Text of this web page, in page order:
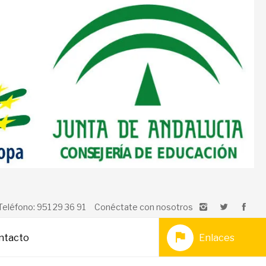
Conéctate con nosotros
951 29 36 91
Enlaces